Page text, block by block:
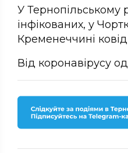
У Тернопільському
інфікованих, у
Кременеччині
Від коронавірусу